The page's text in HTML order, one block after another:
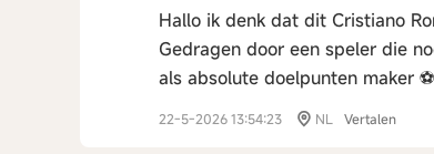
Hallo ik denk dat dit Cristiano
Gedragen door een speler die
als absolute doelpunten maker
22-5-2026 13:54:23 NL Vertalen